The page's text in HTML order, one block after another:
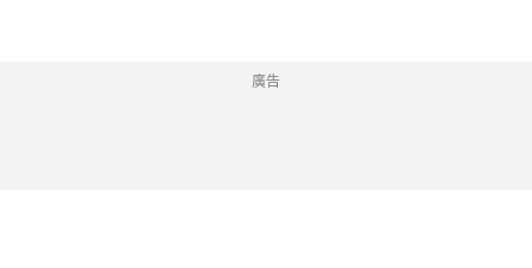
廣告